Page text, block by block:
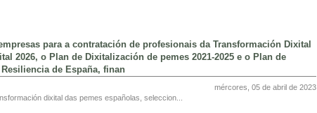
para a contratación de profesionais da Transformación Dixital
2026, o Plan de Dixitalización de pemes 2021-2025 e o Plan de
de España, finan
mércores, 05 de abril de 2023
dixital das pemes españolas, seleccion...